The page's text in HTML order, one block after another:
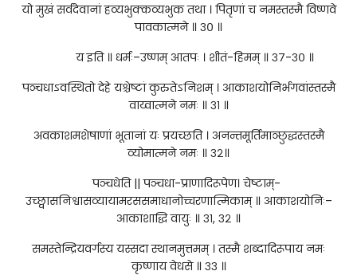
यो मुखं सर्वदेवानां हव्यभुक्कव्यभुक तथा । पितृणां च नमस्तस्मै विष्णवे
पावकात्मने ॥ ३० ॥
य इति ॥ धर्मः–उष्णम् आतपः । शीतं-हिमम् ॥ ३७-३० ॥
पञ्चधाऽवस्थितो देहे यश्चेष्टां कुरुतेऽनिशम् । आकाशयोनिर्भगवांस्तस्मै
वाय्वात्मने नमः ॥ ३१ ॥
अवकाशमशेषाणां भूतानां यः प्रयच्छति । अनन्तमूर्तिमाञ्छुद्धस्तस्मै
व्योमात्मने नमः ॥ ३२॥
पञ्चधेति || पञ्चधा-प्राणादिरूपेण। चेष्टाम्-
उच्छ्वासनिश्वासव्यायामरससमाधानोच्चरणात्मिकाम् ॥ आकाशयोनिः–
आकाशाद्धि वायुः ॥ ३१, ३२ ॥
समस्तेन्द्रियवर्गस्य यस्सदा स्थानमुत्तमम् । तस्मै शब्दादिरूपाय नमः
कृष्णाय वेधसे ॥ ३३ ॥